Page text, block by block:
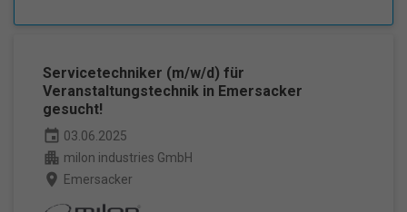
Servicetechniker (m/w/d) für
Veranstaltungstechnik in Emersacker
gesucht!
event 03.06.2025
apartment milon industries GmbH
place Emersacker